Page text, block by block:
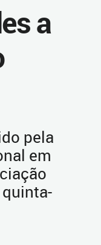
a
pela
em